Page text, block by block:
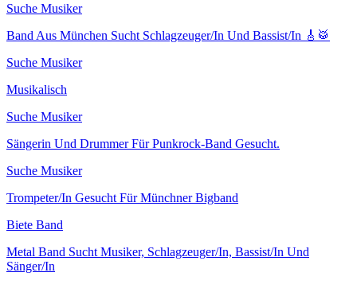
Suche Musiker
Band Aus München Sucht Schlagzeuger/In Und Bassist/In 🎸🥁
Suche Musiker
Musikalisch
Suche Musiker
Sängerin Und Drummer Für Punkrock-Band Gesucht.
Suche Musiker
Trompeter/In Gesucht Für Münchner Bigband
Biete Band
Metal Band Sucht Musiker, Schlagzeuger/In, Bassist/In Und
Sänger/In